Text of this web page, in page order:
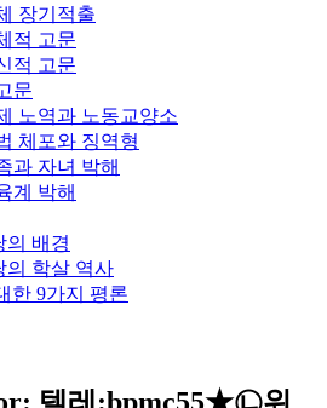
장기적출
적 고문
적 고문
문
노역과 노동교양소
체포와 징역형
과 자녀 박해
계 박해
의 배경
의 학살 역사
한 9가지 평론
텔레:bpmc55★㉡위